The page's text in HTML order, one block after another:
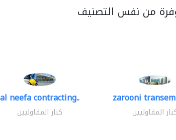
من نفس التصنيف
al neefa contracting..
كبار المقاوليين
zarooni
المقاوليين